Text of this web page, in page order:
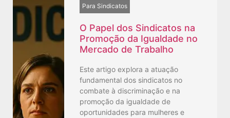
Para Sindicatos
O Papel dos Sindicatos na
Promoção da Igualdade no
Mercado de Trabalho
Este artigo explora a atuação
fundamental dos sindicatos no
combate à discriminação e na
promoção da igualdade de
oportunidades para mulheres e